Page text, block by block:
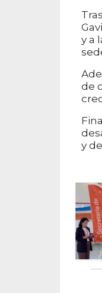
y a
de
y